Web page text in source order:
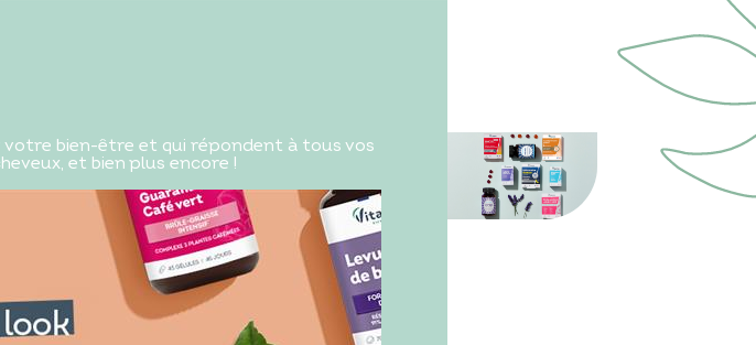
votre bien-être et qui répondent à tous vos
et bien plus encore !